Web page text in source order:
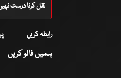
نقل کرنا درست
رابطہ کریں
ہمیں فالو کریں